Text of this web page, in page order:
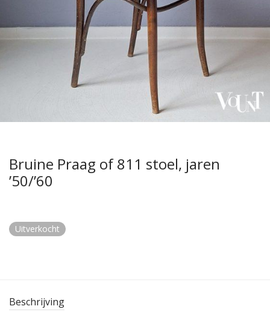
Bruine Praag of 811 stoel, jaren
’50/’60
Uitverkocht
Beschrijving